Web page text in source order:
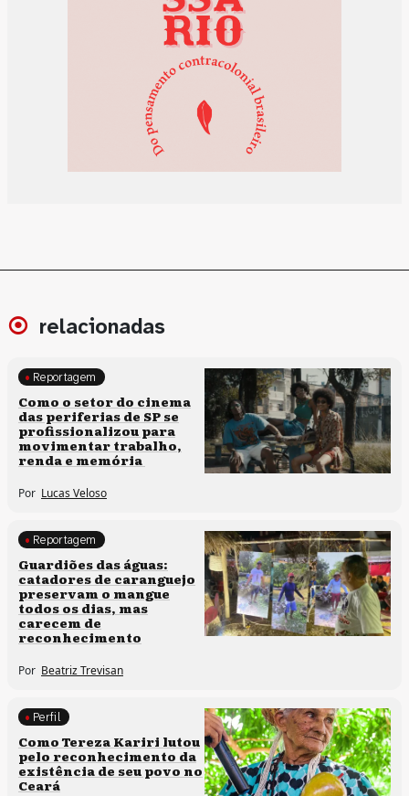
relacionadas
Políticas culturais
Reportagem
Como o setor do cinema
das periferias de SP se
profissionalizou para
movimentar trabalho,
renda e memória
Por Lucas Veloso
Clima e cultura
Reportagem
Guardiões das águas:
catadores de caranguejo
preservam o mangue
todos os dias, mas
carecem de
reconhecimento
Por Beatriz Trevisan
Comunidades tradicionais
Perfil
Como Tereza Kariri lutou
pelo reconhecimento da
existência de seu povo no
Ceará